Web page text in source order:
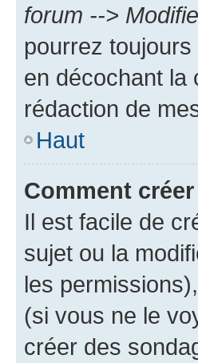
forum -->
pourrez
en décochant la
rédaction de
Haut
Comment
Il est facile de
sujet ou la
les
(si vous ne le
créer des